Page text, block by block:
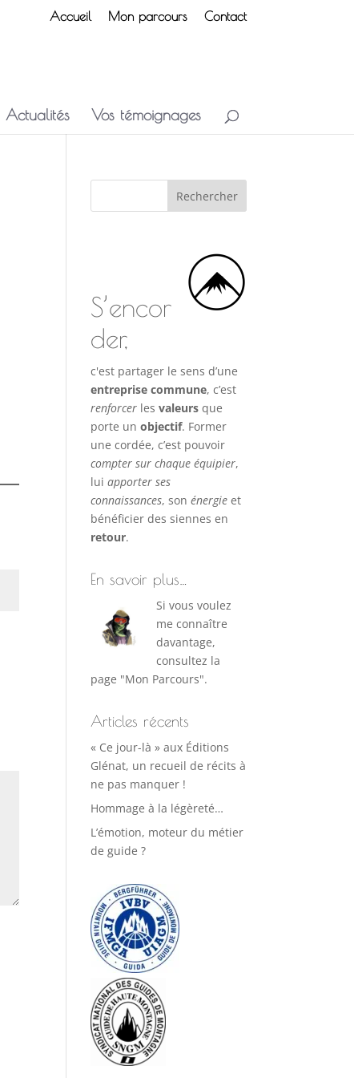
Accueil Mon parcours Contact
Actualités Vos témoignages
S’encor
der,
c'est partager le sens d’une
entreprise commune, c’est
renforcer lesvaleurs que
porte unobjectif. Former
une cordée, c’est pouvoir
compter sur chaque équipier,
luiapporter ses
connaissances, sonénergie et
bénéficier des siennes en
retour.
En savoir plus…
Si vous voulez
me connaître
davantage,
consultez la
page "Mon Parcours".
Articles récents
« Ce jour-là » aux Éditions
Glénat, un recueil de récits à
ne pas manquer !
Hommage à la légèreté…
L’émotion, moteur du métier
de guide ?